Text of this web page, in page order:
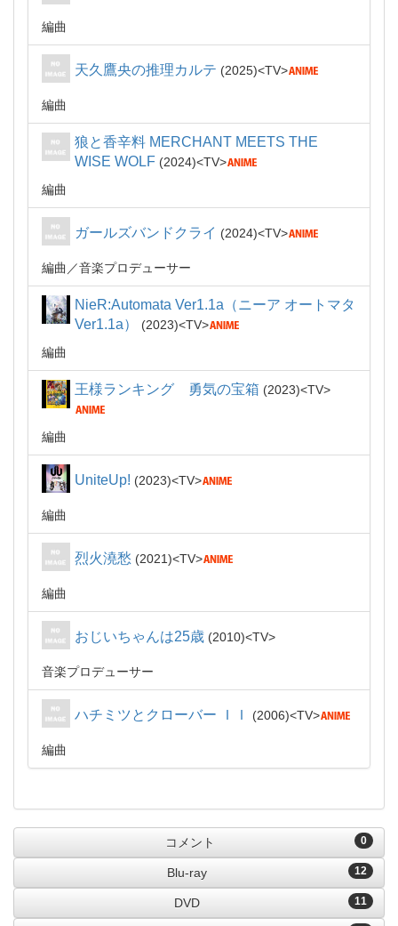
編曲
天久鷹央の推理カルテ 2025 TV
編曲
狼と香辛料 MERCHANT MEETS THE
WISE WOLF
2024
TV
編曲
ガールズバンドクライ 2024 TV
編曲 音楽プロデューサー
NieR:Automata Ver1.1a（ニーア オートマタ
Ver1.1a）
2023
TV
編曲
王様ランキング 勇気の宝箱 2023 TV
編曲
UniteUp! 2023 TV
編曲
烈火澆愁 2021 TV
編曲
おじいちゃんは25歳 2010 TV
音楽プロデューサー
ハチミツとクローバー ＩＩ 2006 TV
編曲
0
コメント
12
Blu-ray
11
DVD